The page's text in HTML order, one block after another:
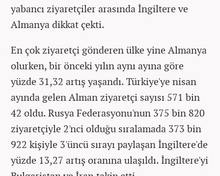
yabancı ziyaretçiler arasında İngiltere ve
Almanya dikkat çekti.
En çok ziyaretçi gönderen ülke yine Almanya
olurken, bir önceki yılın aynı ayına göre
yüzde 31,32 artış yaşandı. Türkiye'ye nisan
ayında gelen Alman ziyaretçi sayısı 571 bin
42 oldu. Rusya Federasyonu'nun 375 bin 820
ziyaretçiyle 2'nci olduğu sıralamada 373 bin
922 kişiyle 3'üncü sırayı paylaşan İngiltere'de
yüzde 13,27 artış oranına ulaşıldı. İngiltere'yi